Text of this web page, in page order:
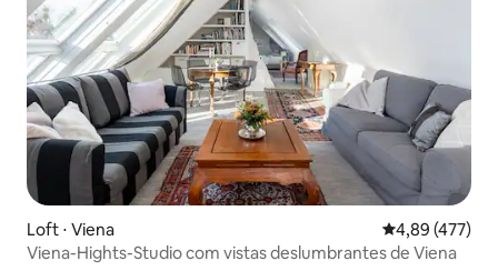
Loft ⋅ Viena 4,89 de uma
4,89 (477)
Viena-Hights-Studio com vistas deslumbrantes de Viena